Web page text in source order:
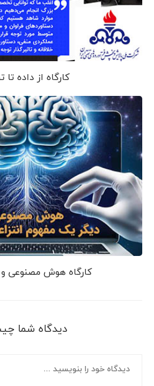
کارگاه از داده
کارگاه هوش مصنوعی و
دیدگاه شما